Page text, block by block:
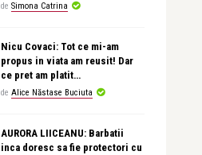
de Simona Catrina
Nicu Covaci: Tot ce mi-am
propus in viata am reusit! Dar
ce pret am platit…
de Alice Năstase Buciuta
AURORA LIICEANU: Barbatii
inca doresc sa fie protectori cu